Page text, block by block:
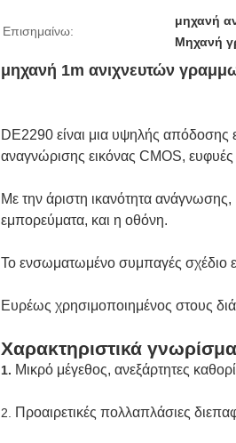
Επισημαίνω:
μηχανή
Μηχανή
μηχανή 1m ανιχνευτών
DE2290 είναι μια υψηλής απόδοσης
αναγνώρισης εικόνας CMOS,
Με την άριστη ικανότητα
εμπορεύματα, και η οθόνη.
Το ενσωματωμένο συμπαγές σχέδιο
Ευρέως χρησιμοποιημένος στους
Χαρακτηριστικά
1. Μικρό μέγεθος, ανεξάρτητες
2. Προαιρετικές πολλαπλάσιες